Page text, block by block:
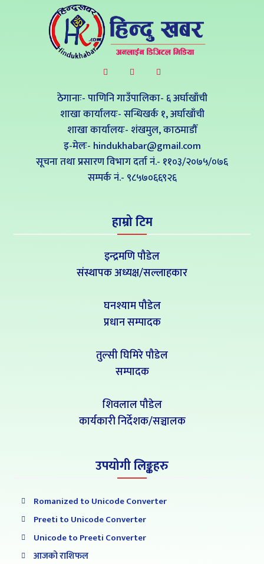
ठेगानाः- पाणिनि गाउँपालिका- ६ अर्घाखाँची
शाखा कार्यालयः- सन्धिखर्क १, अर्घाखाँची
शाखा कार्यालयः- शंखमुल, काठमाडौँ
इ-मेलः- hindukhabar@gmail.com
सूचना तथा प्रसारण विभाग दर्ता नं.- ११०३/२०७५/०७६
सम्पर्क नं‍.- ९८५७०६६९२६
हाम्रो टिम
इन्द्रमणि पौडेल
संस्थापक अध्यक्ष/सल्लाहकार
घनश्याम पौडेल
प्रधान सम्पादक
तुल्सी घिमिरे पौडेल
सम्पादक
शिवलाल पौडेल
कार्यकारी निर्देशक/सञ्चालक
उपयोगी लिङ्कहरु
Romanized to Unicode Converter
Preeti to Unicode Converter
Unicode to Preeti Converter
आजको राशिफल